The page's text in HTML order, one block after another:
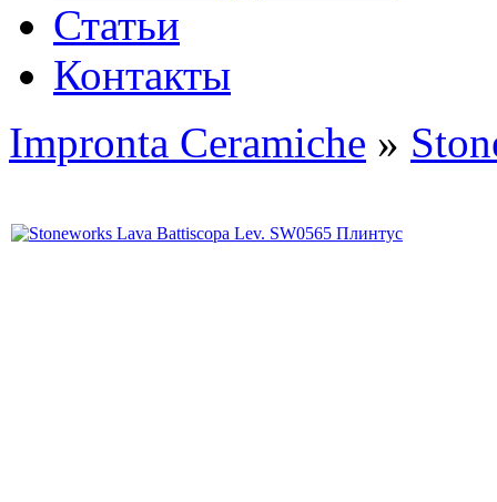
Статьи
Контакты
Impronta Ceramiche »